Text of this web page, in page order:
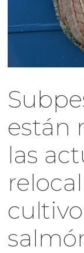
están
las